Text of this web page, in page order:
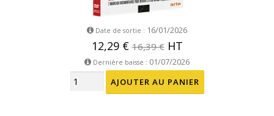
Date de sortie : 16/01/2026
12,29 €16,39 €HT
Dernière baisse : 01/07/2026